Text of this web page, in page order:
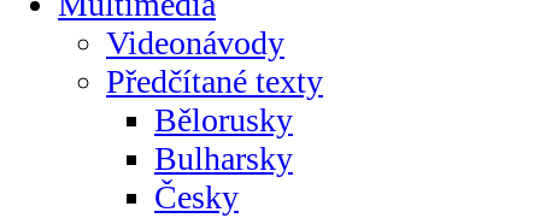
Videonávody
Předčítané texty
Bělorusky
Bulharsky
Česky